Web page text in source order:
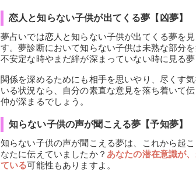
恋人と知らない子供が出てくる夢【凶夢】
夢占いでは恋人と知らない子供が出てくる夢を
す。夢診断において知らない子供は未熟な部分
不安定な時やまだ絆が深まっていない時に見る夢
関係を深めるためにも相手を思いやり、尽くす
いる状況なら、自分の素直な意見を落ち着いて
仲が深まるでしょう。
知らない子供の声が聞こえる夢【予知夢】
知らない子供の声が聞こえる夢は、これから起
なたに伝えていましたか？ あなたの潜在意識が
ている可能性もありますよ。